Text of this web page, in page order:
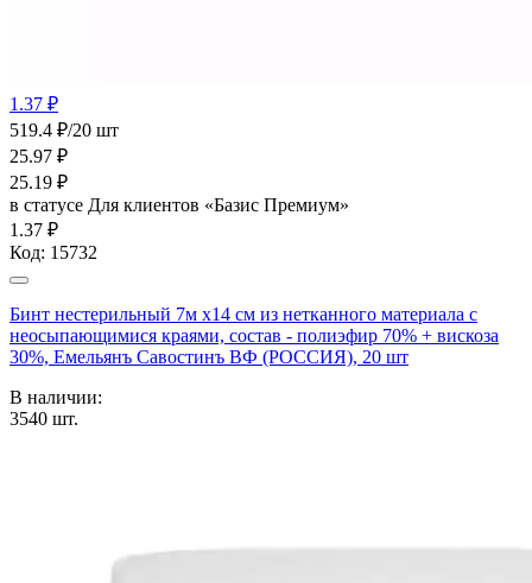
1.37 ₽
519.4 ₽/20 шт
25.97 ₽
25.19 ₽
в статусе Для клиентов «Базис Премиум»
1.37 ₽
Код: 15732
Бинт нестерильный 7м х14 см из нетканного материала с
неосыпающимися краями, состав - полиэфир 70% + вискоза
30%, Емельянъ Савостинъ ВФ (РОССИЯ), 20 шт
В наличии:
3540 шт.